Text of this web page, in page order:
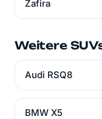
Zafira
Weitere
Audi RSQ8
BMW X5